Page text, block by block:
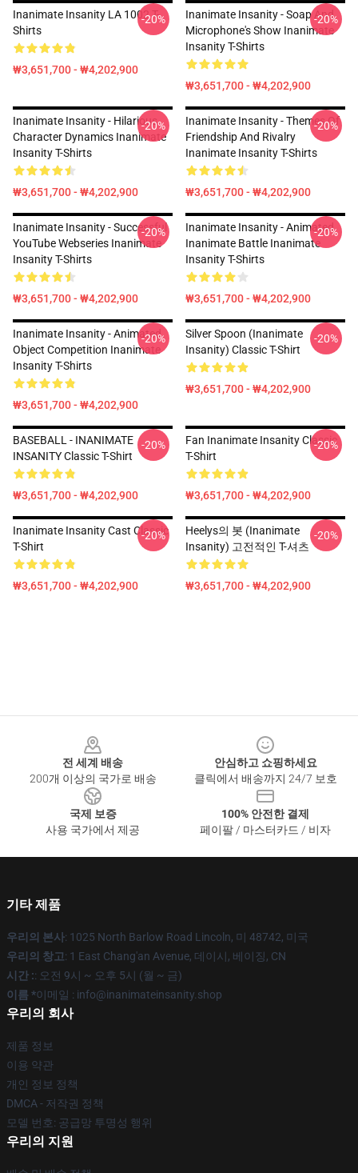
Inanimate Insanity LA 1002 T-
Shirts
₩3,651,700 - ₩4,202,900
-20%
Inanimate Insanity - Soap And
Microphone's Show Inanimate
Insanity T-Shirts
₩3,651,700 - ₩4,202,900
-20%
Inanimate Insanity - Hilarious
Character Dynamics Inanimate
Insanity T-Shirts
₩3,651,700 - ₩4,202,900
-20%
Inanimate Insanity - Themes Of
Friendship And Rivalry
Inanimate Insanity T-Shirts
₩3,651,700 - ₩4,202,900
-20%
Inanimate Insanity - Successful
YouTube Webseries Inanimate
Insanity T-Shirts
₩3,651,700 - ₩4,202,900
-20%
Inanimate Insanity - Animated
Inanimate Battle Inanimate
Insanity T-Shirts
₩3,651,700 - ₩4,202,900
-20%
Inanimate Insanity - Animated
Object Competition Inanimate
Insanity T-Shirts
₩3,651,700 - ₩4,202,900
-20%
Silver Spoon (Inanimate
Insanity) Classic T-Shirt
₩3,651,700 - ₩4,202,900
-20%
BASEBALL - INANIMATE
INSANITY Classic T-Shirt
₩3,651,700 - ₩4,202,900
-20%
Fan Inanimate Insanity Classic
T-Shirt
₩3,651,700 - ₩4,202,900
-20%
Inanimate Insanity Cast Classic
T-Shirt
₩3,651,700 - ₩4,202,900
-20%
Heelys의 봇 (Inanimate
Insanity) 고전적인 T-셔츠
₩3,651,700 - ₩4,202,900
-20%
전 세계 배송
200개 이상의 국가로 배송
안심하고 쇼핑하세요
클릭에서 배송까지 24/7 보호
국제 보증
사용 국가에서 제공
100% 안전한 결제
페이팔 / 마스터카드 / 비자
기타 제품
우리의 본사: 1025 North Barlow Road Lincoln, 미 48742, 미국
우리의 창고: 1 East Chang'an Avenue, 데이시, 베이징, CN
시간 :: 오전 9시 ~ 오후 5시 (월 ~ 금)
이름 *이메일 : info@inanimateinsanity.shop
우리의 회사
제품 정보
이용 약관
개인 정보 정책
DMCA - 저작권 정책
모델 번호: 공급망 투명성 행위
우리의 지원